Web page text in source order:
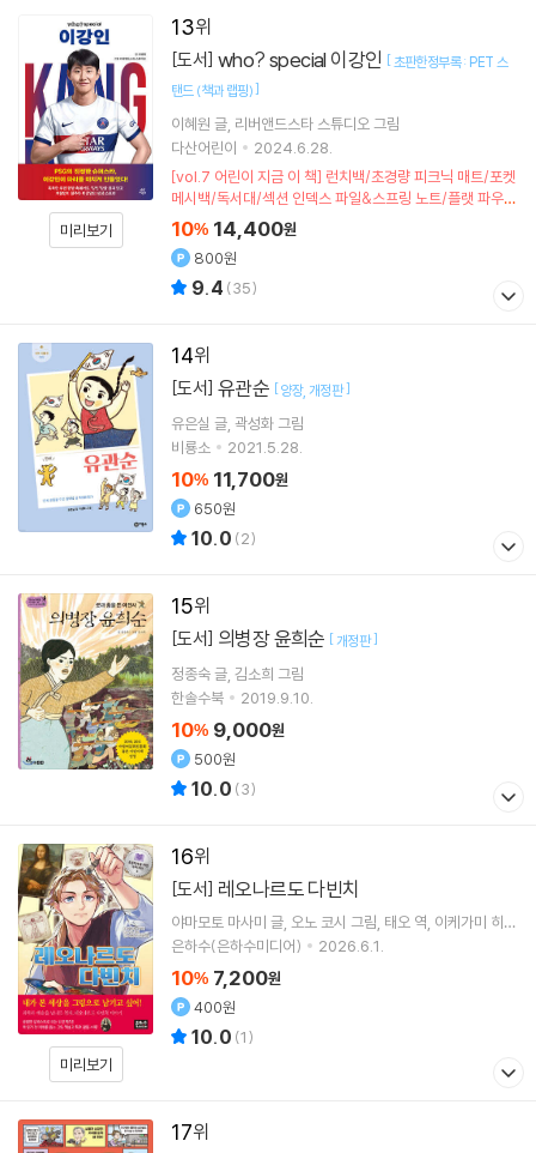
13
미리보기
[도서] who? special 이강인 [ 초판한정부록 : PET 스
탠드 (책과 랩핑)]
이혜원 글 리버앤드스타 스튜디오 그림
다산어린이
2024.6.28.
[vol.7 어린이 지금 이 책] 런치백/초경량 피크닉 매트/포켓
메시백/독서대/섹션 인덱스 파일&스프링 노트/플랫 파우치
(포인트차감)
10% 14,400원
800원
9.4 (35)
14
[도서] 유관순 [양장 개정판]
유은실 글 곽성화그림
비룡소
2021.5.28.
10% 11,700원
650원
10.0 (2)
15
[도서] 의병장 윤희순 [개정판]
정종숙글 김소희 그림
한솔수북
2019.9.10.
10% 9,000원
500원
10.0 (3)
16
미리보기
[도서] 레오나르도 다빈치
야마모토 마사미 글 오노 코시 그림 태오 역 이케가미 히데
히로감수
은하수(은하수미디어) 2026.6.1.
10% 7,200원
400원
10.0 (1)
17